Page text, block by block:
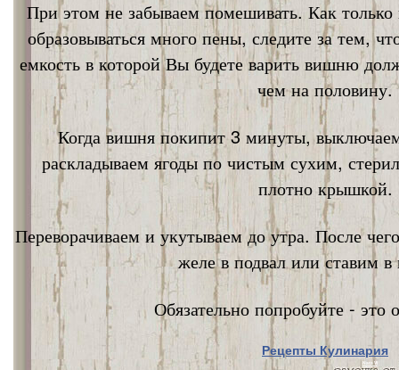
При этом не забываем помешивать. Как
образовываться много пены, следите за тем,
емкость в которой Вы будете варить вишню
чем на половину.
Когда вишня покипит 3 минуты,
раскладываем ягоды по чистым сухим,
плотно крышкой.
Переворачиваем и укутываем до утра. После
желе в подвал или ставим в
Обязательно попробуйте - это
Рецепты Кулинария
Nata Vi